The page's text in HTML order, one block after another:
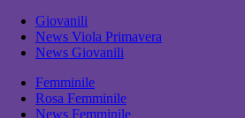
Giovanili
News Viola Primavera
News Giovanili
Femminile
Rosa Femminile
News Femminile